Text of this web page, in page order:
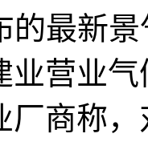
的最新
业营业
厂商称